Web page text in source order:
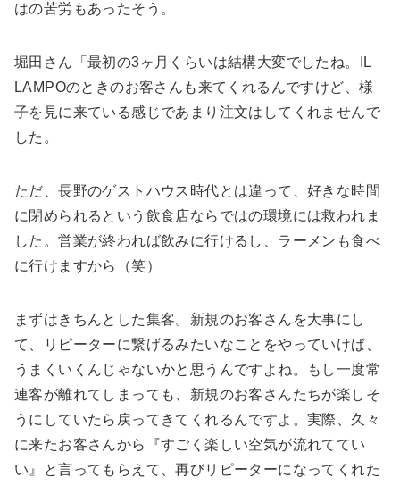
はの苦労もあったそう。
堀田さん「最初の3ヶ月くらいは結構大変でしたね。IL
LAMPOのときのお客さんも来てくれるんですけど、様
子を見に来ている感じであまり注文はしてくれませんで
した。
ただ、長野のゲストハウス時代とは違って、好きな時間
に閉められるという飲食店ならではの環境には救われま
した。営業が終われば飲みに行けるし、ラーメンも食べ
に行けますから（笑）
まずはきちんとした集客。新規のお客さんを大事にし
て、リピーターに繋げるみたいなことをやっていけば、
うまくいくんじゃないかと思うんですよね。もし一度常
連客が離れてしまっても、新規のお客さんたちが楽しそ
うにしていたら戻ってきてくれるんですよ。実際、久々
に来たお客さんから『すごく楽しい空気が流れててい
い』と言ってもらえて、再びリピーターになってくれた